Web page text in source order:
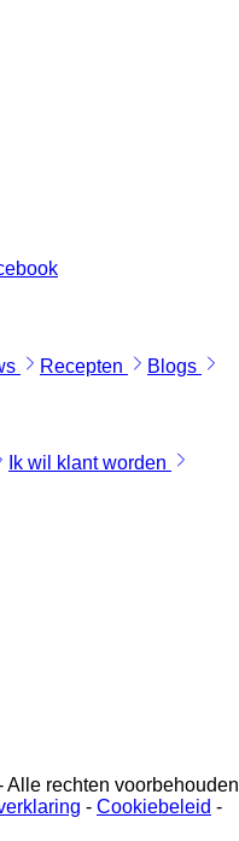
Recepten Blogs
Ik wil klant worden
rechten voorbehouden
- Cookiebeleid -